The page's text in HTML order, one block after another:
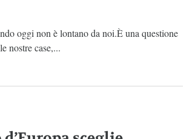
oggi non è lontano da noi.È una questione
nostre case,...